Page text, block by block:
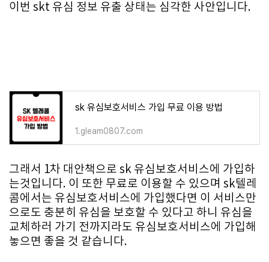
이번 skt 유심 정보 유출 상태는 심각한 사안입니다.
sk 유심보호서비스 가입 무료 이용 방법
1.gleam0807.com
그래서 1차 대안책으로 sk 유심보호서비스에 가입하
는것입니다. 이 또한 무료로 이용할 수 있으며 sk텔레
콤에서는 유심보호서비스에 가입했다면 이 서비스만
으로도 충분히 유심을 보호할 수 있다고 하니 유심을
교체하러 가기 전까지라도 유심보호서비스에 가입해
놓으면 좋을 것 같습니다.